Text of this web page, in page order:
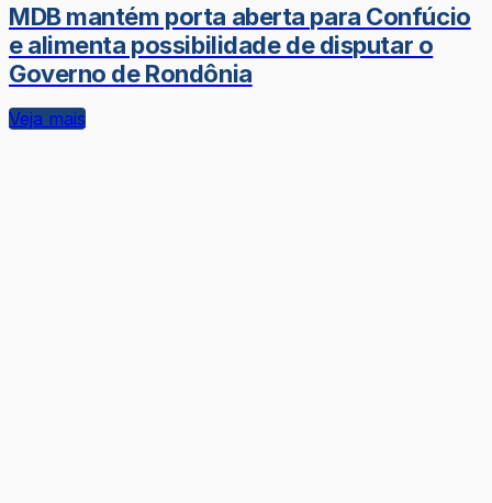
MDB mantém porta aberta para Confúcio
e alimenta possibilidade de disputar o
Governo de Rondônia
Veja mais